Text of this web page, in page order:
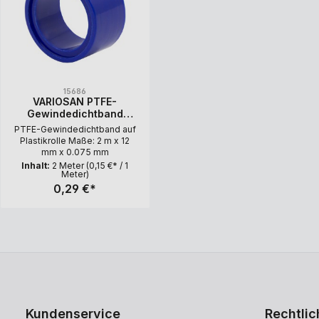
15686
VARIOSAN PTFE-
Gewindedichtband
15686, 1 Rolle, 2 m x 12
mm
PTFE-Gewindedichtband auf
Plastikrolle Maße: 2 m x 12
mm x 0.075 mm
Inhalt: 2 Meter (0,15 €* / 1
Meter)
0,29 €*
Kundenservice